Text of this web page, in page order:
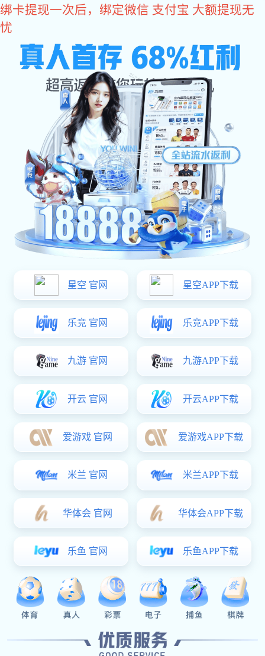
东升国际
东升国际有限公司为您提供专业的
超高压水射流清洗、 反应釜清洗工程服务！ 13963716958 /
13475751658
东升国际有限公司
SHANDONG RUNLIN ENGINEERING CO., LTD.
网站东升国 公司简介 服务项目 东升国际 资
讯
走进润林 施工现场 荣誉资质 联系东升国
当前位置： 东升国际>东升国际 资讯 >公司东升国际 >
东升国际:蒸煮塔清洁难题？实用清洗方案分享
东升国际 是工业生产中不可忽视的一环，尤其是对于化工
的企业来说，定期对蒸煮塔进行深度清洁不仅能提高设备...
东升国际:专业清洗工程：为反应釜注入持久运行保